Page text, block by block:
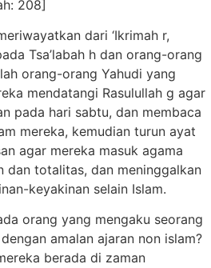
208]
dari ‘Ikrimah r,
Tsa’labah h dan orang-orang
orang-orang Yahudi yang
mendatangi Rasulullah g agar
pada hari sabtu, dan membaca
mereka, kemudian turun ayat
agar mereka masuk agama
dan totalitas, dan meninggalkan
keyakinan selain Islam.
orang yang mengaku seorang
amalan ajaran non islam?
berada di zaman